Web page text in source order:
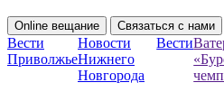
Online вещание Связаться с нами
Вести
Приволжье
Новости
Нижнего
Новгорода
Вести